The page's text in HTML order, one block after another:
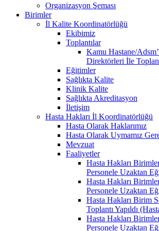
Organizasyon Şeması
Birimler
İl Kalite Koordinatörlüğü
Ekibimiz
Toplantılar
Kamu Hastane/
Direktörleri İle
Eğitimler
Sağlıkta Kalite
Klinik Kalite
Sağlıkta Akreditasyon
İletişim
Hasta Hakları İl Koordinatörlüğü
Hasta Olarak Haklarımız
Hasta Olarak Uymamız
Mevzuat
Faaliyetler
Hasta Hakları
Personele Uzaktan
Hasta Hakları
Personele Uzaktan
Hasta Hakları Birim
Toplantı Yapıldı
Hasta Hakları
Personele Uzaktan